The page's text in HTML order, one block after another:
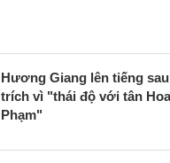
Hương Giang lên tiếng
trích vì "thái độ với tân
Phạm"